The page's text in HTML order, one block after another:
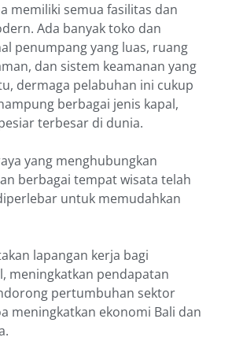
memiliki semua fasilitas dan
Ada banyak toko dan
penumpang yang luas, ruang
dan sistem keamanan yang
dermaga pelabuhan ini cukup
berbagai jenis kapal,
terbesar di dunia.
yang menghubungkan
berbagai tempat wisata telah
untuk memudahkan
lapangan kerja bagi
meningkatkan pendapatan
pertumbuhan sektor
meningkatkan ekonomi Bali dan